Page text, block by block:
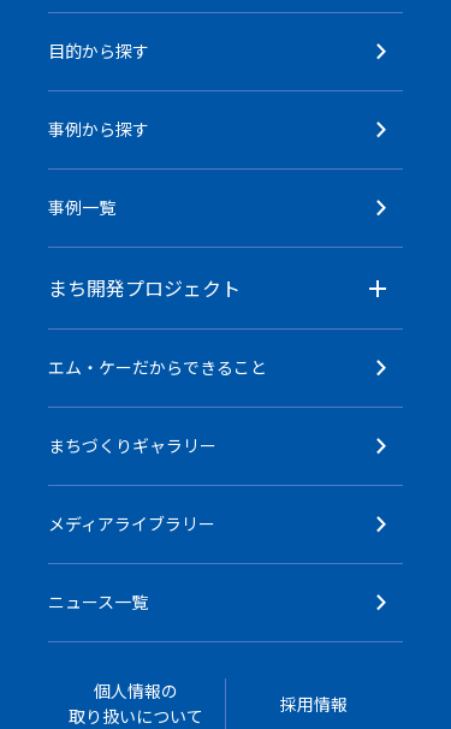
目的から探す
事例から探す
事例一覧
まち開発プロジェクト
エム・ケーだからできること
まちづくりギャラリー
メディアライブラリー
ニュース一覧
個人情報の
取り扱いについて
採用情報